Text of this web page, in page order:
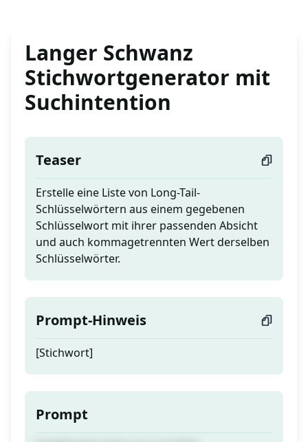
Langer Schwanz
Stichwortgenerator mit
Suchintention
Teaser
Erstelle eine Liste von Long-Tail-
Schlüsselwörtern aus einem gegebenen
Schlüsselwort mit ihrer passenden Absicht
und auch kommagetrennten Wert derselben
Schlüsselwörter.
Prompt-Hinweis
[Stichwort]
Prompt